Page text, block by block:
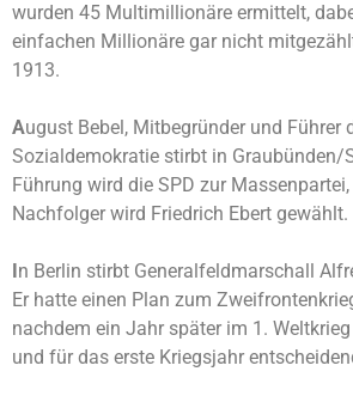
wurden 45 Multimillionäre ermittelt,
einfachen Millionäre gar nicht
1913.
August Bebel, Mitbegründer und Führer
Sozialdemokratie stirbt in Graubünden/
Führung wird die SPD zur
Nachfolger wird Friedrich Ebert gewählt.
In Berlin stirbt Generalfeldmarschall
Er hatte einen Plan zum
nachdem ein Jahr später im 1.
und für das erste Kriegsjahr